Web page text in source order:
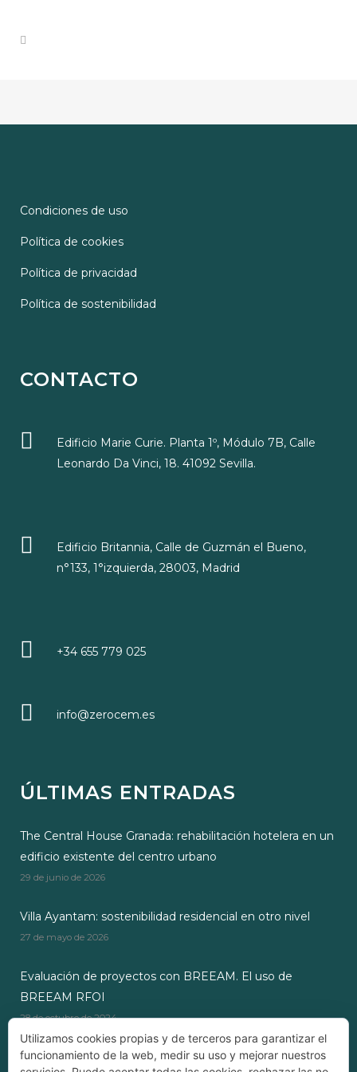
Condiciones de uso
Política de cookies
Política de privacidad
Política de sostenibilidad
CONTACTO
Edificio Marie Curie. Planta 1º, Módulo 7B, Calle
Leonardo Da Vinci, 18. 41092 Sevilla.
Edificio Britannia, Calle de Guzmán el Bueno,
n°133, 1°izquierda, 28003, Madrid
+34 655 779 025
info@zerocem.es
ÚLTIMAS ENTRADAS
The Central House Granada: rehabilitación hotelera en un
edificio existente del centro urbano
29 de junio de 2026
Villa Ayantam: sostenibilidad residencial en otro nivel
27 de mayo de 2026
Evaluación de proyectos con BREEAM. El uso de
BREEAM RFOI
28 de octubre de 2024
Utilizamos cookies propias y de terceros para garantizar el
funcionamiento de la web, medir su uso y mejorar nuestros